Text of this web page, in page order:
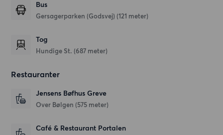
Bus
Gersagerparken (Godsvej) (121 meter)
Tog
Hundige St. (687 meter)
Restauranter
Jensens Bøfhus Greve
Over Bølgen (575 meter)
Café & Restaurant Portalen